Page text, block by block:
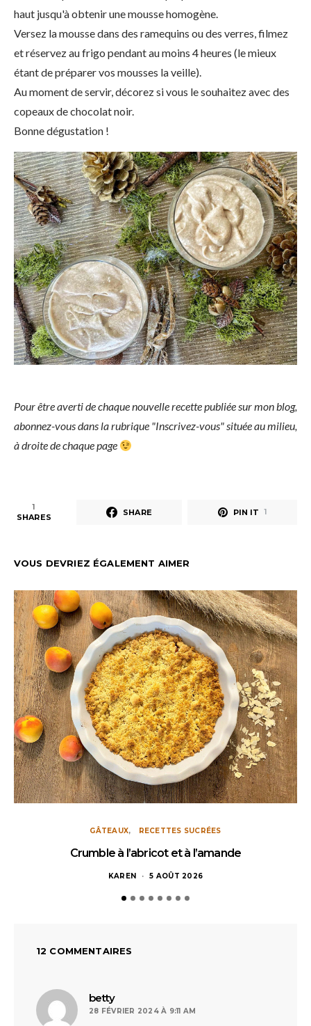
haut jusqu'à obtenir une mousse homogène.
Versez la mousse dans des ramequins ou des verres, filmez
et réservez au frigo pendant au moins 4 heures (le mieux
étant de préparer vos mousses la veille).
Au moment de servir, décorez si vous le souhaitez avec des
copeaux de chocolat noir.
Bonne dégustation !
Pour être averti de chaque nouvelle recette publiée sur mon blog,
abonnez-vous dans la rubrique "Inscrivez-vous" située au milieu,
à droite de chaque page
1
SHARES SHARE PIN IT 1
VOUS DEVRIEZ ÉGALEMENT AIMER
GÂTEAUX RECETTES SUCRÉES
Crumble à l’abricot et à l’amande
KAREN 5 AOÛT 2026
12 COMMENTAIRES
bettydit :
28 FÉVRIER 2024 À 9:11 AM